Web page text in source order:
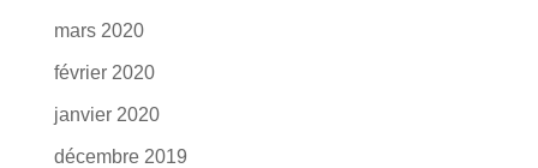
mars 2020
février 2020
janvier 2020
décembre 2019